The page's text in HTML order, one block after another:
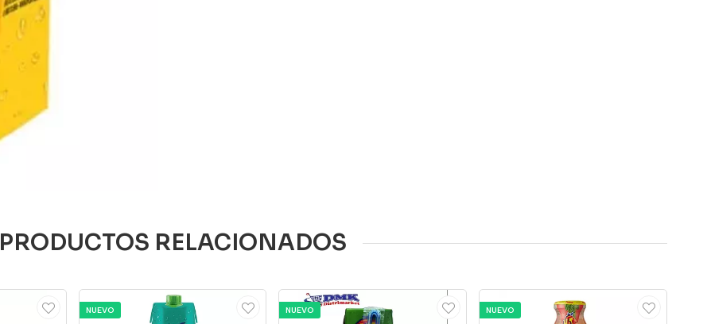
PRODUCTOS RELACIONADOS
NUEVO NUEVO NUEVO